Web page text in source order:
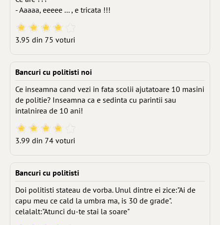
- Aaaaa, eeeee ... , e tricata !!!
3.95 din 75 voturi
Bancuri cu politisti noi
Ce inseamna cand vezi in fata scolii ajutatoare 10 masini
de politie? Inseamna ca e sedinta cu parintii sau
intalnirea de 10 ani!
3.99 din 74 voturi
Bancuri cu politisti
Doi politisti stateau de vorba. Unul dintre ei zice:"Ai de
capu meu ce cald la umbra ma, is 30 de grade".
celalalt:"Atunci du-te stai la soare"